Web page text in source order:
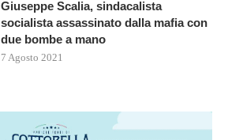
Giuseppe Scalia, sindacalista
socialista assassinato dalla mafia con
due bombe a mano
7 Agosto 2021